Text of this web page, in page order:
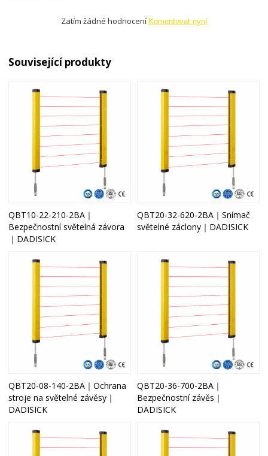
Zatím žádné hodnocení Komentovat nyní
Související produkty
QBT10-22-210-2BA｜
Bezpečnostní světelná závora
｜DADISICK
QBT20-32-620-2BA｜Snímač
světelné záclony｜DADISICK
QBT20-08-140-2BA｜Ochrana
stroje na světelné závěsy｜
DADISICK
QBT20-36-700-2BA｜
Bezpečnostní závěs｜
DADISICK